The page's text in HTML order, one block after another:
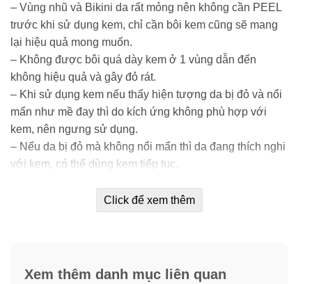
– Vùng nhũ và Bikini da rất mỏng nên không cần PEEL
trước khi sử dụng kem, chỉ cần bôi kem cũng sẽ mang
lại hiệu quả mong muốn.
– Không được bôi quá dày kem ở 1 vùng dẫn đến
không hiệu quả và gây đỏ rát.
– Khi sử dụng kem nếu thấy hiện tượng da bị đỏ và nổi
mẩn như mề đay thì do kích ứng không phù hợp với
kem, nên ngưng sử dụng.
– Nếu da bị đỏ mà không nổi mẩn thì da đang thích nghi
với kem, có thể dùng kem tiếp tục.
In trên bao bì sản phẩm.
Sản xuất tại:Hàn Quốc
Click để xem thêm
Xem thêm danh mục liên quan